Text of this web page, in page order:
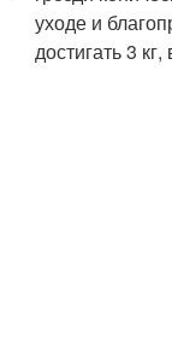
уходе и
достигать 3